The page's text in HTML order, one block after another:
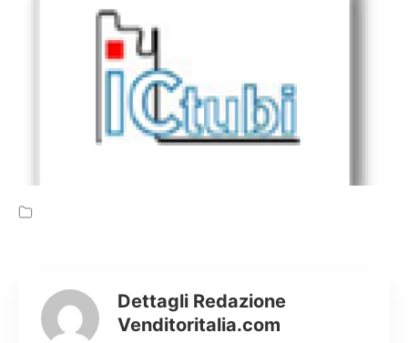
Dettagli Redazione
Venditoritalia.com